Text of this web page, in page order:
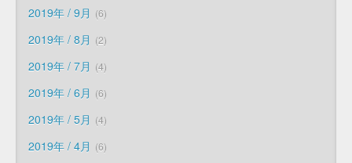
2019年 / 9月 6
2019年 / 8月 2
2019年 / 7月 4
2019年 / 6月 6
2019年 / 5月 4
2019年 / 4月 6